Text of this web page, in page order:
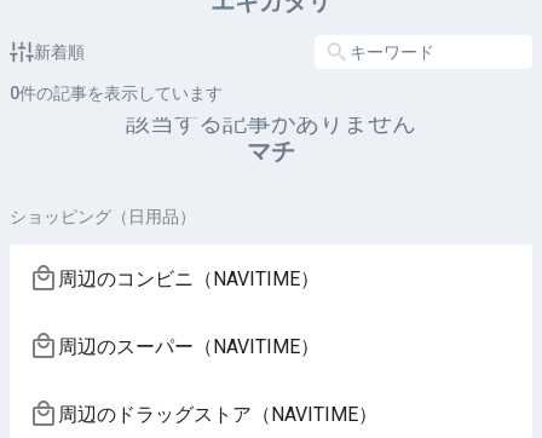
新着順
0件の記事を表示しています
該当する記事がありません
マチ
ショッピング（日用品）
周辺のコンビニ（NAVITIME）
周辺のスーパー（NAVITIME）
周辺のドラッグストア（NAVITIME）